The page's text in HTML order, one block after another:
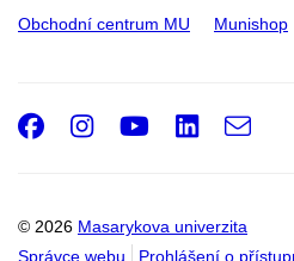
Obchodní centrum MU Munishop
© 2026 Masarykova univerzita
Správce webu
Prohlášení o
Facebook
Instagram
Youtube
e-